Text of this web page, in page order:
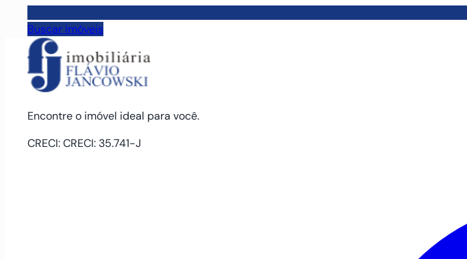
Buscar imóveis
Encontre o imóvel ideal para você.
CRECI: CRECI: 35.741-J